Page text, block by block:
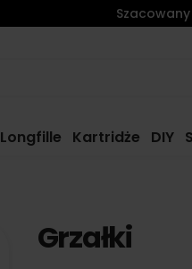
Longfille Kartridże DIY
Grzałki